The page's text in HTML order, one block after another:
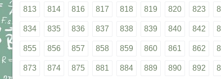
813 814 816 817 818 819 820 823
834 835 836 837 838 839 840 842
855 856 857 858 859 860 861 862
873 874 875 881 884 889 890 892